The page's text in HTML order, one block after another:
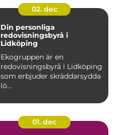
02. dec
Din personliga
redovisningsbyrå i
Lidköping
Ekogruppen är en
redovisningsbyrå i Lidköping
som erbjuder skräddarsydda
lö...
01. dec